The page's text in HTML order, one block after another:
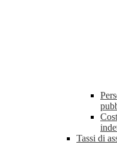
Tassi di